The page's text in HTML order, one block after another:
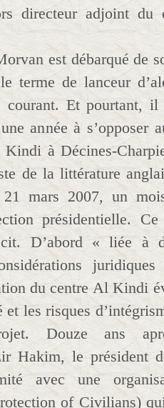
directeur adjoint du
est débarqué de
terme de lanceur
courant. Et pourtant, il
année à s’opposer
à Décines-
de la littérature
21 mars 2007, un
présidentielle.
D’abord « liée à
du centre Al Kindi
les risques
Douze ans
Hakim, le président
avec une
of Civilians)